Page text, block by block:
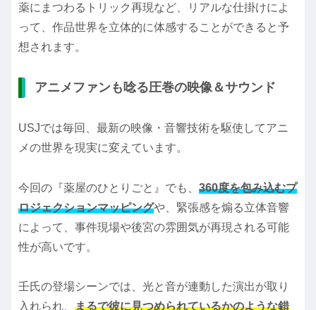
薬にまつわるトリック再現など、リアルな仕掛けによ
って、作品世界を立体的に体感することができると予
想されます。
アニメファンも唸る圧巻の映像＆サウンド
USJでは毎回、最新の映像・音響技術を駆使してアニ
メの世界を現実に変えています。
今回の『薬屋のひとりごと』でも、 360度を包み込むプ
ロジェクションマッピングや、緊張感を煽る立体音響
によって、事件現場や後宮の雰囲気が再現される可能
性が高いです。
壬氏の登場シーンでは、光と音が連動した演出が取り
入れられ、 まるで彼に見つめられているかのような錯